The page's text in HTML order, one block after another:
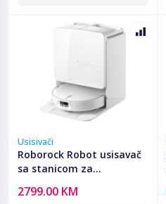
Usisivači
Roborock Robot usisavač
sa stanicom za
25.000 Pa - Qrevo Edge 2
2799.00 KM